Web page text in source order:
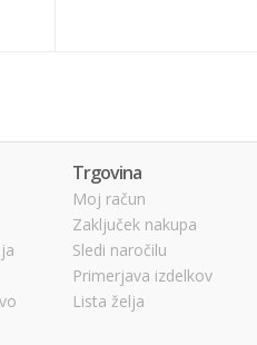
Trgovina
Moj račun
Zaključek nakupa
Sledi naročilu
Primerjava izdelkov
Lista želja